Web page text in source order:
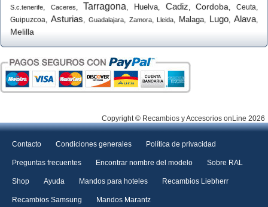
S.c.tenerife, Caceres, Tarragona, Huelva, Cadiz,Cordoba,Ceuta,
Guipuzcoa, Asturias, Guadalajara, Zamora,Lleida, Malaga, Lugo,Alava,
Melilla
Copyright © Recambios y Accesorios onLine 2026
Contacto Condiciones generales Política de privacidad
Preguntas frecuentes Encontrar nombre del modelo Sobre RAL
Shop Ayuda Mandos para hoteles Recambios Liebherr
Recambios Samsung Mandos Marantz